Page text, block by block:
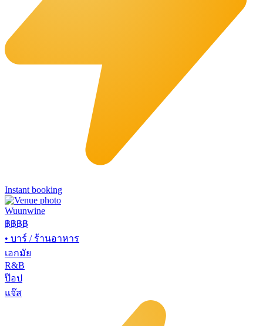
Instant booking
Wuunwine
฿฿฿฿
• บาร์ / ร้านอาหาร
เอกมัย
R&B
ป๊อป
แจ๊ส